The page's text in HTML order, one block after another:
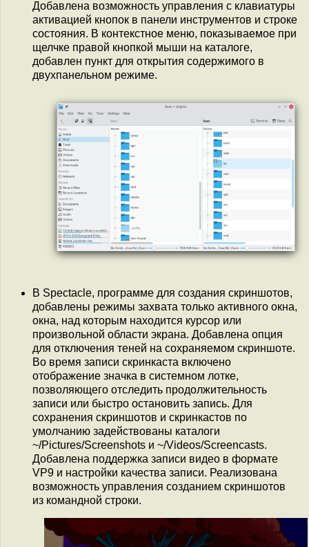
Добавлена возможность управления с клавиатуры
активацией кнопок в панели инструментов и строке
состояния. В контекстное меню, показываемое при
щелчке правой кнопкой мыши на каталоге,
добавлен пункт для открытия содержимого в
двухпанельном режиме.
В Spectacle, программе для создания скриншотов,
добавлены режимы захвата только активного окна,
окна, над которым находится курсор или
произвольной области экрана. Добавлена опция
для отключения теней на сохраняемом скриншоте.
Во время записи скринкаста включено
отображение значка в системном лотке,
позволяющего отследить продолжительность
записи или быстро остановить запись. Для
сохранения скриншотов и скринкастов по
умолчанию задействованы каталоги
~/Pictures/Screenshots и ~/Videos/Screencasts.
Добавлена поддержка записи видео в формате
VP9 и настройки качества записи. Реализована
возможность управления созданием скриншотов
из командной строки.